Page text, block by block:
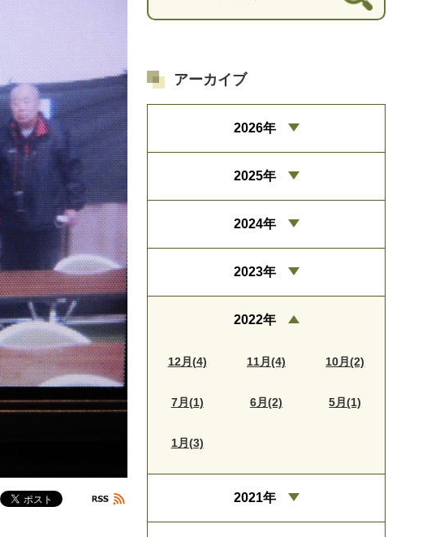
アーカイブ
2026年
2025年
2024年
2023年
2022年
12月(4) 11月(4) 10月(2)
7月(1) 6月(2) 5月(1)
1月(3)
2021年